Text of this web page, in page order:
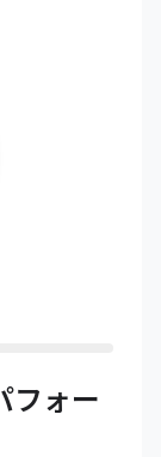
フォー